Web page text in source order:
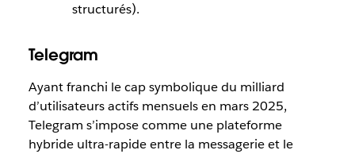
structurés).
Telegram
Ayant franchi le cap symbolique du milliard
d’utilisateurs actifs mensuels en mars 2025,
Telegram s’impose comme une plateforme
hybride ultra-rapide entre la messagerie et le